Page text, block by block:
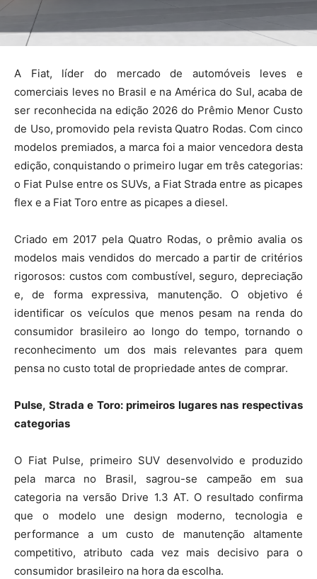
A Fiat, líder do mercado de automóveis leves e
comerciais leves no Brasil e na América do Sul, acaba de
ser reconhecida na edição 2026 do Prêmio Menor Custo
de Uso, promovido pela revista Quatro Rodas. Com cinco
modelos premiados, a marca foi a maior vencedora desta
edição, conquistando o primeiro lugar em três categorias:
o Fiat Pulse entre os SUVs, a Fiat Strada entre as picapes
flex e a Fiat Toro entre as picapes a diesel.
Criado em 2017 pela Quatro Rodas, o prêmio avalia os
modelos mais vendidos do mercado a partir de critérios
rigorosos: custos com combustível, seguro, depreciação
e, de forma expressiva, manutenção. O objetivo é
identificar os veículos que menos pesam na renda do
consumidor brasileiro ao longo do tempo, tornando o
reconhecimento um dos mais relevantes para quem
pensa no custo total de propriedade antes de comprar.
Pulse, Strada e Toro: primeiros lugares nas respectivas
categorias
O Fiat Pulse, primeiro SUV desenvolvido e produzido
pela marca no Brasil, sagrou-se campeão em sua
categoria na versão Drive 1.3 AT. O resultado confirma
que o modelo une design moderno, tecnologia e
performance a um custo de manutenção altamente
competitivo, atributo cada vez mais decisivo para o
consumidor brasileiro na hora da escolha.